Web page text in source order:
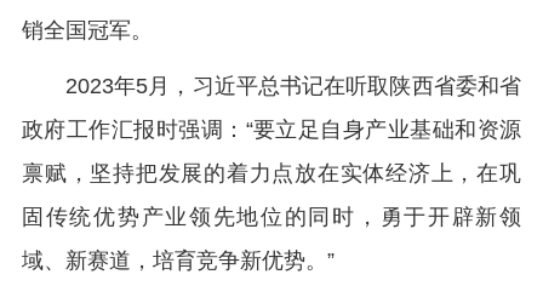
销全国冠军。
2023年5月，习近平总书记在听取陕西省委和省
政府工作汇报时强调：“要立足自身产业基础和资源
禀赋，坚持把发展的着力点放在实体经济上，在巩
固传统优势产业领先地位的同时，勇于开辟新领
域、新赛道，培育竞争新优势。”